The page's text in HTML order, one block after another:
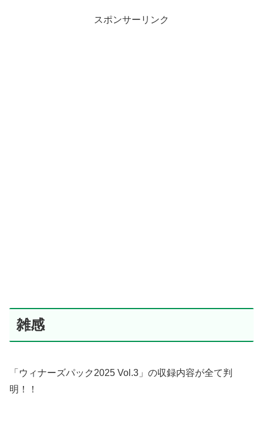
スポンサーリンク
雑感
「ウィナーズパック2025 Vol.3」の収録内容が全て判
明！！